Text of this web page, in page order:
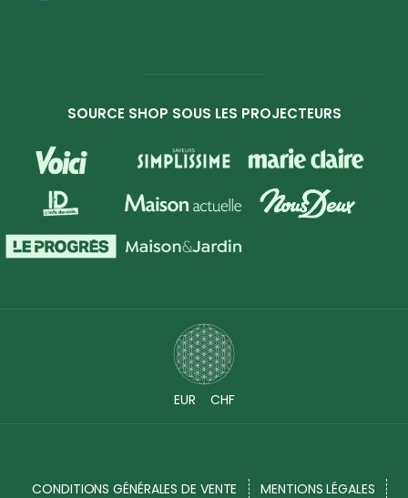
SOURCE SHOP SOUS LES PROJECTEURS
EUR CHF
CONDITIONS GÉNÉRALES DE VENTE MENTIONS LÉGALES